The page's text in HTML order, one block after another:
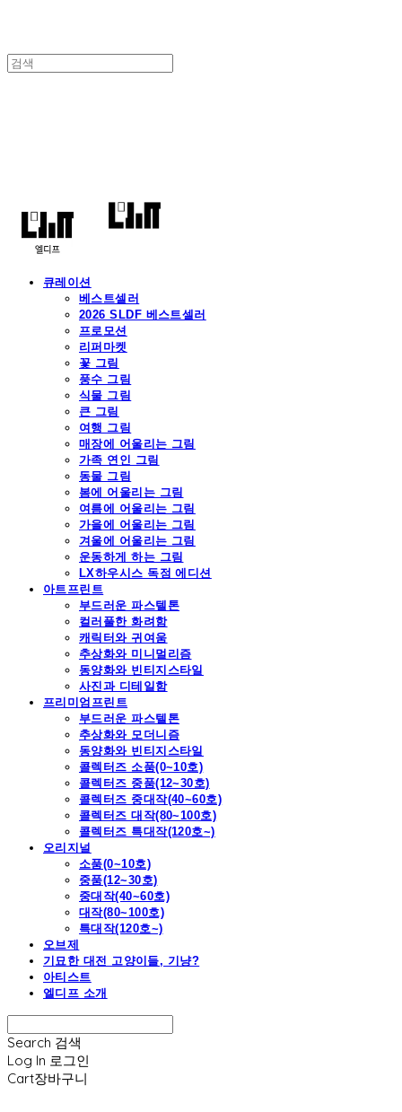
큐레이션
베스트셀러
2026 SLDF 베스트셀러
프로모션
리퍼마켓
꽃 그림
풍수 그림
식물 그림
큰 그림
여행 그림
매장에 어울리는 그림
가족 연인 그림
동물 그림
봄에 어울리는 그림
여름에 어울리는 그림
가을에 어울리는 그림
겨울에 어울리는 그림
운동하게 하는 그림
LX하우시스 독점 에디션
아트프린트
부드러운 파스텔톤
컬러풀한 화려함
캐릭터와 귀여움
추상화와 미니멀리즘
동양화와 빈티지스타일
사진과 디테일함
프리미엄프린트
부드러운 파스텔톤
추상화와 모더니즘
동양화와 빈티지스타일
콜렉터즈 소품(0~10호)
콜렉터즈 중품(12~30호)
콜렉터즈 중대작(40~60호)
콜렉터즈 대작(80~100호)
콜렉터즈 특대작(120호~)
오리지널
소품(0~10호)
중품(12~30호)
중대작(40~60호)
대작(80~100호)
특대작(120호~)
오브제
기묘한 대전 고양이들, 기냥?
아티스트
엘디프 소개
Search 검색
Log In 로그인
Cart장바구니